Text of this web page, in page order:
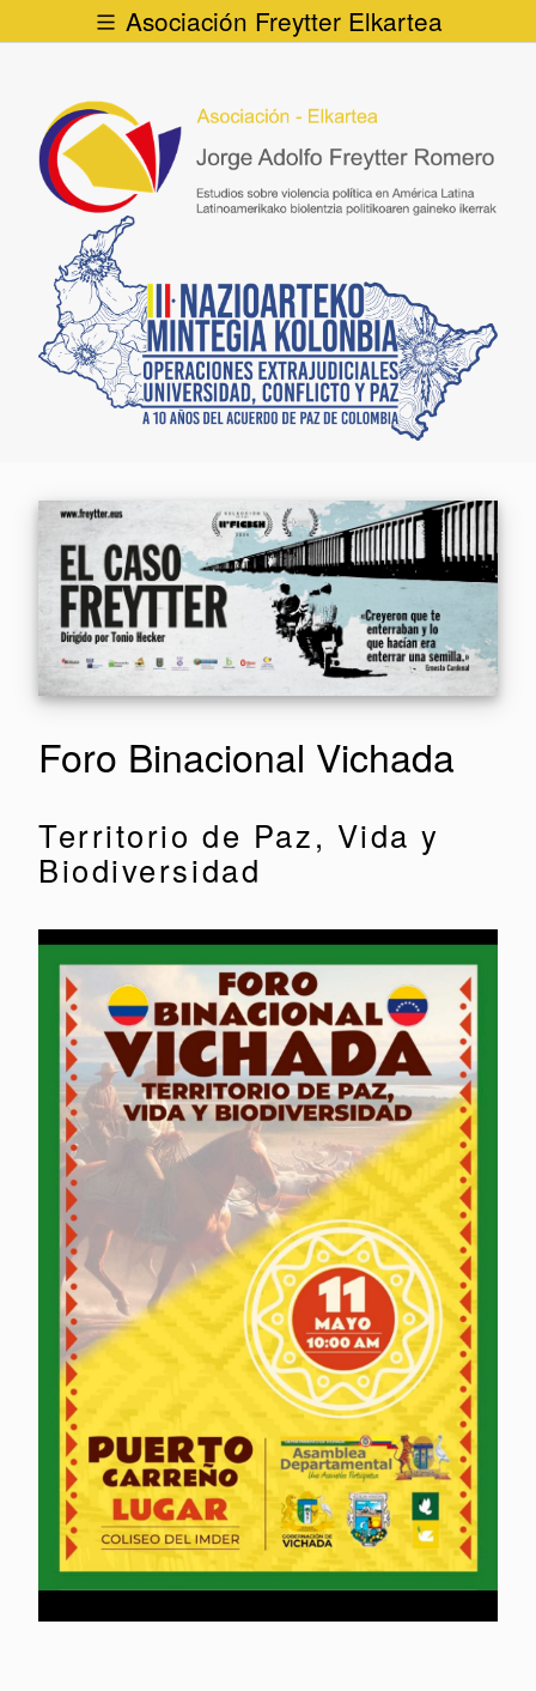
Asociación Freytter Elkartea
Foro Binacional Vichada
Territorio de Paz, Vida y
Biodiversidad